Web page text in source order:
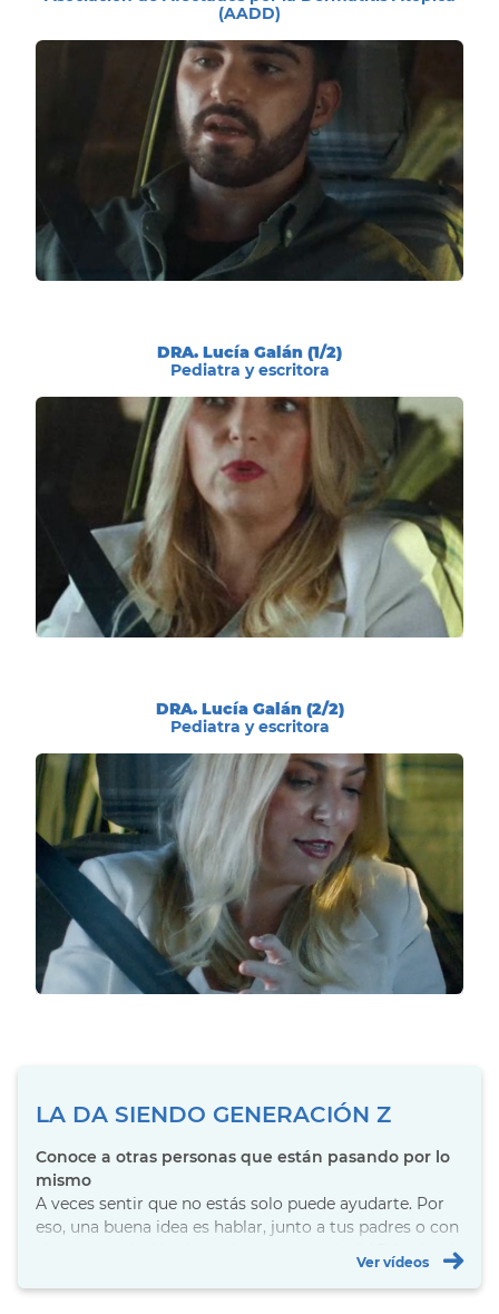
(AADD)
DRA. Lucía Galán (1/2)
Pediatra y escritora
DRA. Lucía Galán (2/2)
Pediatra y escritora
LA DA SIENDO GENERACIÓN Z
Conoce a otras personas que están pasando por lo
mismo
A veces sentir que no estás solo puede ayudarte. Por
eso, una buena idea es hablar, junto a tus padres o con
alguna asociación de pacientes, como la AADA , donde
seguro que conoces a personas con experiencias
vitales muy parecidas a las tuyas.
Ver vídeos